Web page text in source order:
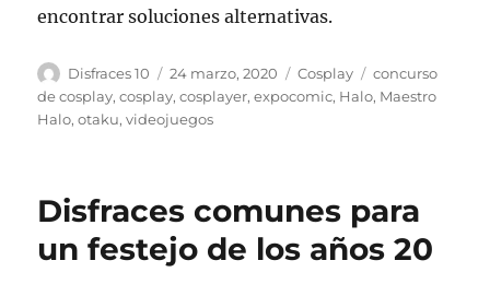
encontrar soluciones alternativas.
Autor
Disfraces 10
Publicado
el
24 marzo, 2020 Categorías
Cosplay Etiquetas
concurso
de cosplay,cosplay,cosplayer,expocomic, Halo, Maestro
Halo,otaku,videojuegos
Disfraces comunes para
un festejo de los años 20